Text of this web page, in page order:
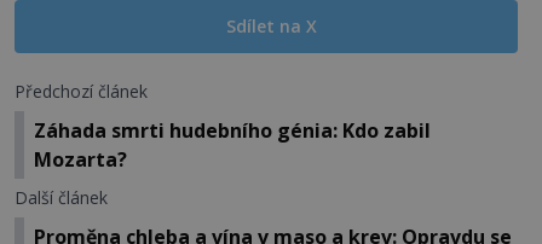
Sdílet na X
Předchozí článek
Záhada smrti hudebního génia: Kdo zabil
Mozarta?
Další článek
Proměna chleba a vína v maso a krev: Opravdu se